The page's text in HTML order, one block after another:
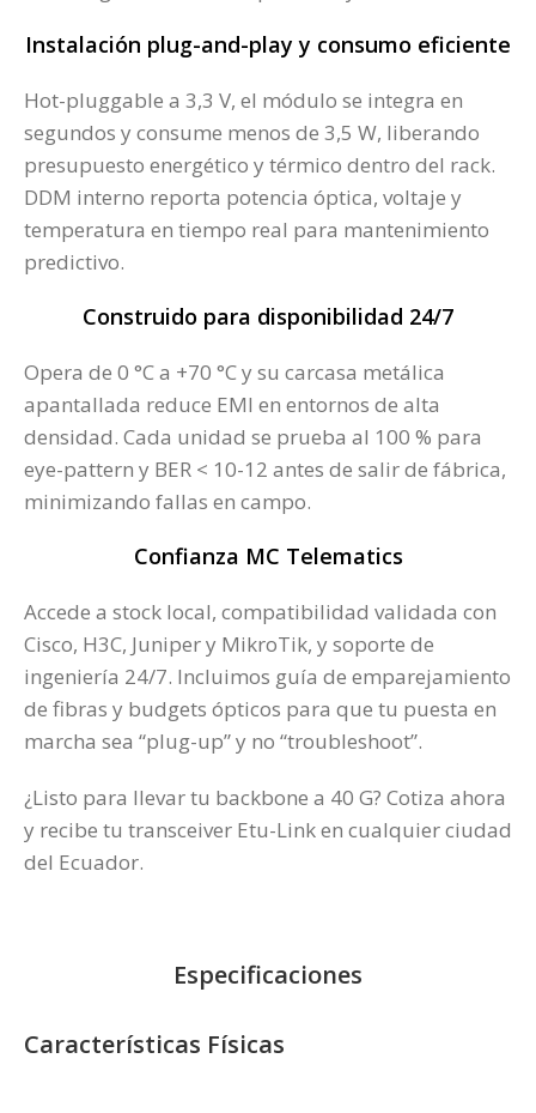
Instalación plug-and-play y consumo eficiente
Hot-pluggable a 3,3 V, el módulo se integra en
segundos y consume menos de 3,5 W, liberando
presupuesto energético y térmico dentro del rack.
DDM interno reporta potencia óptica, voltaje y
temperatura en tiempo real para mantenimiento
predictivo.
Construido para disponibilidad 24/7
Opera de 0 °C a +70 °C y su carcasa metálica
apantallada reduce EMI en entornos de alta
densidad. Cada unidad se prueba al 100 % para
eye-pattern y BER < 10-12 antes de salir de fábrica,
minimizando fallas en campo.
Confianza MC Telematics
Accede a stock local, compatibilidad validada con
Cisco, H3C, Juniper y MikroTik, y soporte de
ingeniería 24/7. Incluimos guía de emparejamiento
de fibras y budgets ópticos para que tu puesta en
marcha sea “plug-up” y no “troubleshoot”.
¿Listo para llevar tu backbone a 40 G? Cotiza ahora
y recibe tu transceiver Etu-Link en cualquier ciudad
del Ecuador.
Especificaciones
Características Físicas